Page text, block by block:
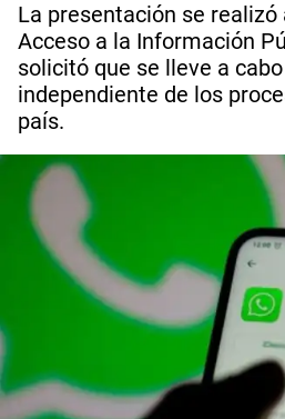
La presentación se realizó
Acceso a la Información
solicitó que se lleve a
independiente de los
país.